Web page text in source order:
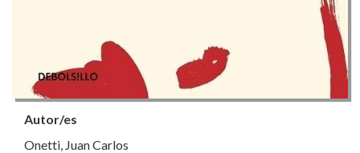
Autor/es
Onetti, Juan Carlos